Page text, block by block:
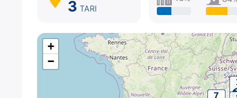
3 TARI
+
−